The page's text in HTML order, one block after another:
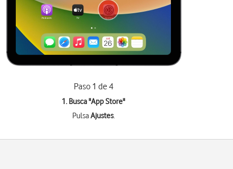
Paso 1 de 4
1. Busca "App Store"
PulsaAjustes.